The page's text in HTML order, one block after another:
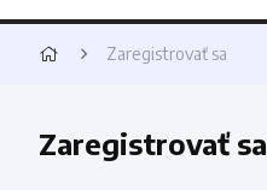
Zaregistrovať sa
Zaregistrovať sa